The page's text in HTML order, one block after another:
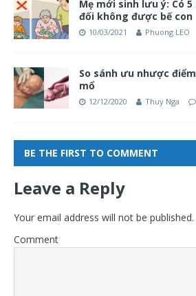
Mẹ mới sinh lưu ý: Có
đối không được bế con
10/03/2021 Phuong LEO
So sánh ưu nhược
mổ
12/12/2020 Thuy Nga
BE THE FIRST TO COMMENT
Leave a Reply
Your email address will not be published.
Comment